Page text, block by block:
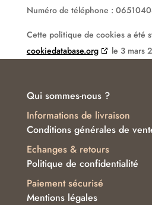
Numéro de téléphone :
Cette politique de cookies a été
cookiedatabase.org
le 3 mars
Qui sommes-nous ?
Conditions générales de
Politique de confidentialité
Mentions légales
Informations de livraison
Echanges & retours
Paiement sécurisé